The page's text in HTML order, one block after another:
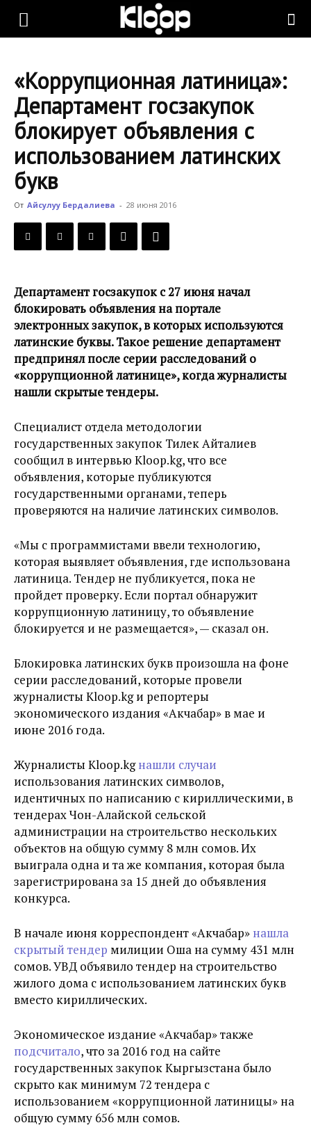
KLOOP.KG
Новости
Кыргызстана
«Коррупционная латиница»:
Департамент госзакупок
блокирует объявления с
использованием латинских
букв
От Айсулуу Бердалиева - 28 июня 2016
Департамент госзакупок с 27 июня начал
блокировать объявления на портале
электронных закупок, в которых используются
латинские буквы. Такое решение департамент
предпринял после серии расследований о
«коррупционной латинице», когда журналисты
нашли скрытые тендеры.
Специалист отдела методологии
государственных закупок Тилек Айталиев
сообщил в интервью Kloop.kg, что все
объявления, которые публикуются
государственными органами, теперь
проверяются на наличие латинских символов.
«Мы с программистами ввели технологию,
которая выявляет объявления, где использована
латиница. Тендер не публикуется, пока не
пройдет проверку. Если портал обнаружит
коррупционную латиницу, то объявление
блокируется и не размещается», — сказал он.
Блокировка латинских букв произошла на фоне
серии расследований, которые провели
журналисты Kloop.kg и репортеры
экономического издания «Акчабар» в мае и
июне 2016 года.
Журналисты Kloop.kgнашли случаи
использования латинских символов,
идентичных по написанию с кириллическими, в
тендерах Чон-Алайской сельской
администрации на строительство нескольких
объектов на общую сумму 8 млн сомов. Их
выиграла одна и та же компания, которая была
зарегистрирована за 15 дней до объявления
конкурса.
В начале июня корреспондент «Акчабар» нашла
скрытый тендер милиции Оша на сумму 431 млн
сомов. УВД объявило тендер на строительство
жилого дома с использованием латинских букв
вместо кириллических.
Экономическое издание «Акчабар» также
подсчитало, что за 2016 год на сайте
государственных закупок Кыргызстана было
скрыто как минимум 72 тендера с
использованием «коррупционной латиницы» на
общую сумму 656 млн сомов.